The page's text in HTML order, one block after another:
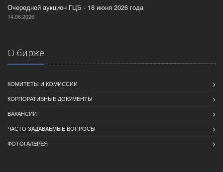
Очередной аукцион ГЦБ - 18 июня 2026 года
14.06.2026
О бирже
КОМИТЕТЫ И КОМИССИИ
КОРПОРАТИВНЫЕ ДОКУМЕНТЫ
ВАКАНСИИ
ЧАСТО ЗАДАВАЕМЫЕ ВОПРОСЫ
ФОТОГАЛЕРЕЯ